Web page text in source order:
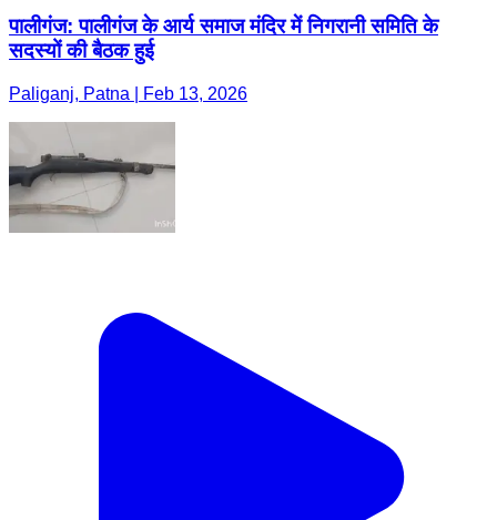
पालीगंज: पालीगंज के आर्य समाज मंदिर में निगरानी समिति के
सदस्यों की बैठक हुई
Paliganj, Patna | Feb 13, 2026